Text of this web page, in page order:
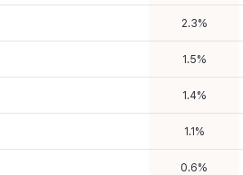
2.3%
1.5%
1.4%
1.1 %
0.6%